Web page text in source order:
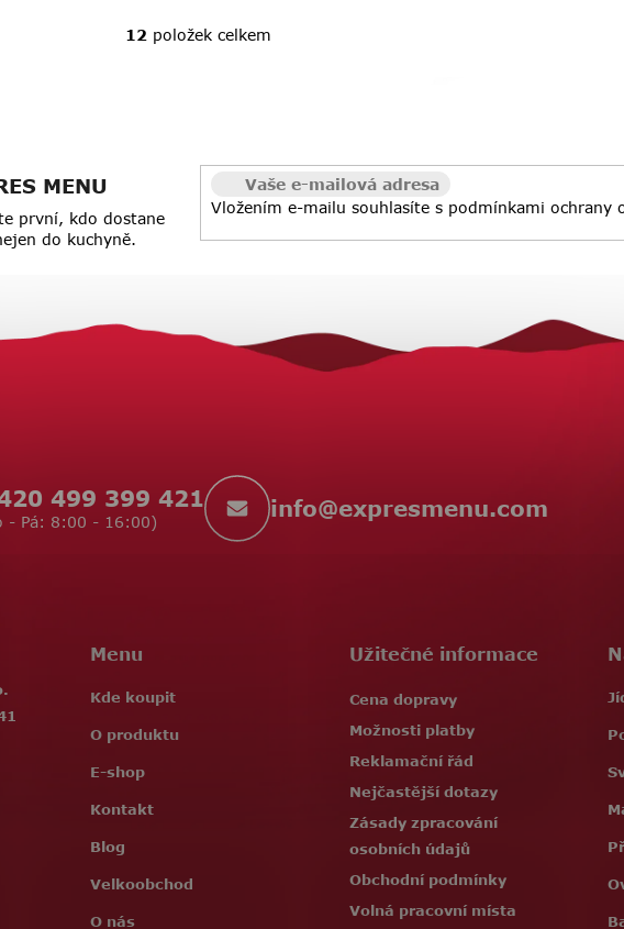
O
a
p
y
12 položek celkem
MENU
první, kdo dostane
do kuchyně.
Vložením e-mailu souhlasíte s podmínkami ochrany
499 399 421
- Pá: 8:00 - 16:00) info@expresmenu.com
Menu
Kde koupit
O produktu
E-shop
Kontakt
Blog
Velkoobchod
O nás
Užitečné informace
Cena dopravy
Možnosti platby
Reklamační řád
Nejčastější dotazy
Zásady zpracování
osobních údajů
Obchodní podmínky
Volná pracovní místa